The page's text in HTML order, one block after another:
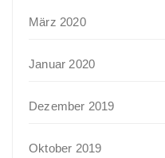
März 2020
Januar 2020
Dezember 2019
Oktober 2019